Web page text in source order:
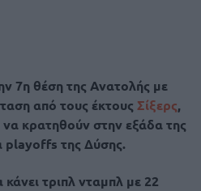
7η θέση της Ανατολής με
από τους έκτους Σίξερς,
κρατηθούν στην εξάδα της
playoffs της Δύσης.
τριπλ νταμπλ με 22